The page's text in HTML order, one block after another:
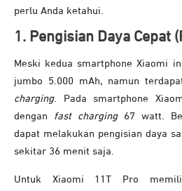
perlu Anda ketahui.
1. Pengisian Daya Cepat
Meski kedua smartphone Xiaomi
jumbo 5.000 mAh, namun
charging. Pada smartphone
dengan fast charging67 watt.
dapat melakukan pengisian daya
sekitar 36 menit saja.
Untuk Xiaomi 11T Pro